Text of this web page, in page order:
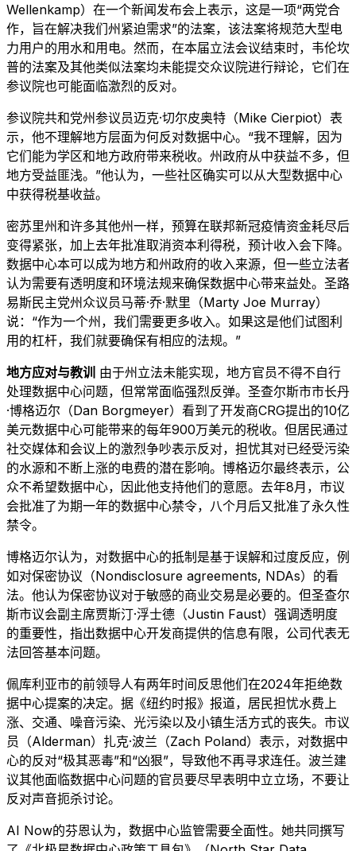
Wellenkamp）在一个新闻发布会上表示，这是一项“两党合
作，旨在解决我们州紧迫需求”的法案，该法案将规范大型电
力用户的用水和用电。然而，在本届立法会议结束时，韦伦坎
普的法案及其他类似法案均未能提交众议院进行辩论，它们在
参议院也可能面临激烈的反对。
参议院共和党州参议员迈克·切尔皮奥特（Mike Cierpiot）表
示，他不理解地方层面为何反对数据中心。“我不理解，因为
它们能为学区和地方政府带来税收。州政府从中获益不多，但
地方受益匪浅。”他认为，一些社区确实可以从大型数据中心
中获得税基收益。
密苏里州和许多其他州一样，预算在联邦新冠疫情资金耗尽后
变得紧张，加上去年批准取消资本利得税，预计收入会下降。
数据中心本可以成为地方和州政府的收入来源，但一些立法者
认为需要有透明度和环境法规来确保数据中心带来益处。圣路
易斯民主党州众议员马蒂·乔·默里（Marty Joe Murray）
说：“作为一个州，我们需要更多收入。如果这是他们试图利
用的杠杆，我们就要确保有相应的法规。”
地方应对与教训 由于州立法未能实现，地方官员不得不自行
处理数据中心问题，但常常面临强烈反弹。圣查尔斯市市长丹
·博格迈尔（Dan Borgmeyer）看到了开发商CRG提出的10亿
美元数据中心可能带来的每年900万美元的税收。但居民通过
社交媒体和会议上的激烈争吵表示反对，担忧其对已经受污染
的水源和不断上涨的电费的潜在影响。博格迈尔最终表示，公
众不希望数据中心，因此他支持他们的意愿。去年8月，市议
会批准了为期一年的数据中心禁令，八个月后又批准了永久性
禁令。
博格迈尔认为，对数据中心的抵制是基于误解和过度反应，例
如对保密协议（Nondisclosure agreements, NDAs）的看
法。他认为保密协议对于敏感的商业交易是必要的。但圣查尔
斯市议会副主席贾斯汀·浮士德（Justin Faust）强调透明度
的重要性，指出数据中心开发商提供的信息有限，公司代表无
法回答基本问题。
佩库利亚市的前领导人有两年时间反思他们在2024年拒绝数
据中心提案的决定。据《纽约时报》报道，居民担忧水费上
涨、交通、噪音污染、光污染以及小镇生活方式的丧失。市议
员（Alderman）扎克·波兰（Zach Poland）表示，对数据中
心的反对“极其恶毒”和“凶狠”，导致他不再寻求连任。波兰建
议其他面临数据中心问题的官员要尽早表明中立立场，不要让
反对声音扼杀讨论。
AI Now的芬恩认为，数据中心监管需要全面性。她共同撰写